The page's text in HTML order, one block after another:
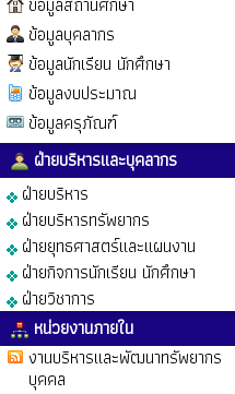
ข้อมูลบุคลากร
ข้อมูลนักเรียน นักศึกษา
ข้อมูลงบประมาณ
ข้อมูลครุภัณฑ์
ฝ่ายบริหารและบุคลากร
ฝ่ายบริหาร
ฝ่ายบริหารทรัพยากร
ฝ่ายยุทธศาสตร์และแผนงาน
ฝ่ายกิจการนักเรียน นักศึกษา
ฝ่ายวิชาการ
หน่วยงานภายใน
งานบริหารและพัฒนาทรัพยากร
บุคคล